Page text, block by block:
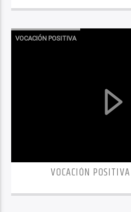
VOCACIÓN POSITIVA
VOCACIÓN